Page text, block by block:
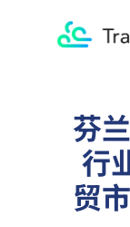
芬
行
贸